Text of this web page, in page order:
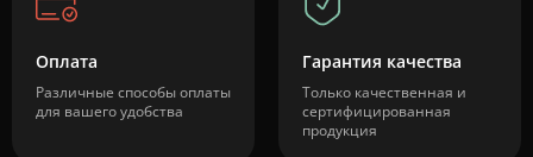
Оплата
Различные способы оплаты
для вашего удобства
Гарантия качества
Только качественная и
сертифицированная
продукция